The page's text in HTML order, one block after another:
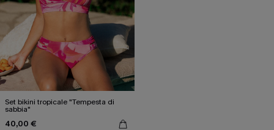
Set bikini tropicale "Tempesta di
sabbia"
40,00 €